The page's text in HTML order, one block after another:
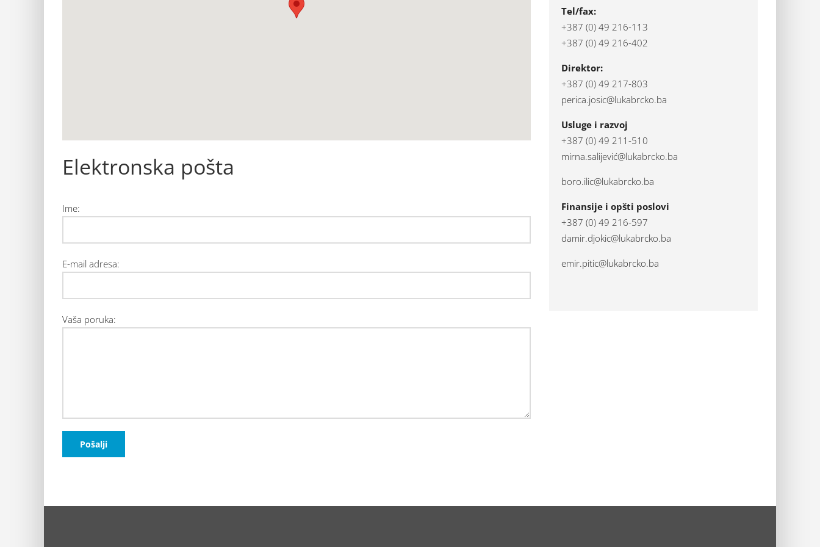
Elektronska pošta
Ime:
E-mail adresa:
Vaša poruka:
Tel/fax:
+387 (0) 49 216-113
+387 (0) 49 216-402
Direktor:
+387 (0) 49 217-803
perica.josic@lukabrcko.ba
Usluge i razvoj
+387 (0) 49 211-510
mirna.salijević@lukabrcko.ba
boro.ilic@lukabrcko.ba
Finansije i opšti poslovi
+387 (0) 49 216-597
damir.djokic@lukabrcko.ba
emir.pitic@lukabrcko.ba